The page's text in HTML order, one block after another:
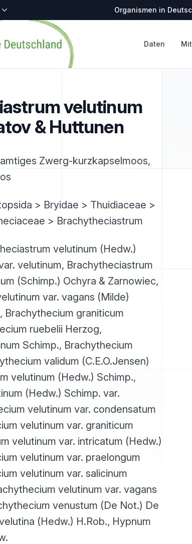
Organismen in
Daten
velutinum
& Huttunen
Zwerg-kurzkapselmoos,
> Bryidae > Thuidiaceae >
> Brachytheciastrum
velutinum (Hedw.)
velutinum, Brachytheciastrum
(Schimp.) Ochyra & Zarnowiec,
var. vagans (Milde)
Brachythecium graniticum
ruebelii Herzog,
Schimp., Brachythecium
validum (C.E.O.Jensen)
velutinum (Hedw.) Schimp.,
(Hedw.) Schimp. var.
velutinum var. condensatum
velutinum var. graniticum
velutinum var. intricatum (Hedw.)
velutinum var. praelongum
velutinum var. salicinum
velutinum var. vagans
venustum (De Not.) De
(Hedw.) H.Rob., Hypnum